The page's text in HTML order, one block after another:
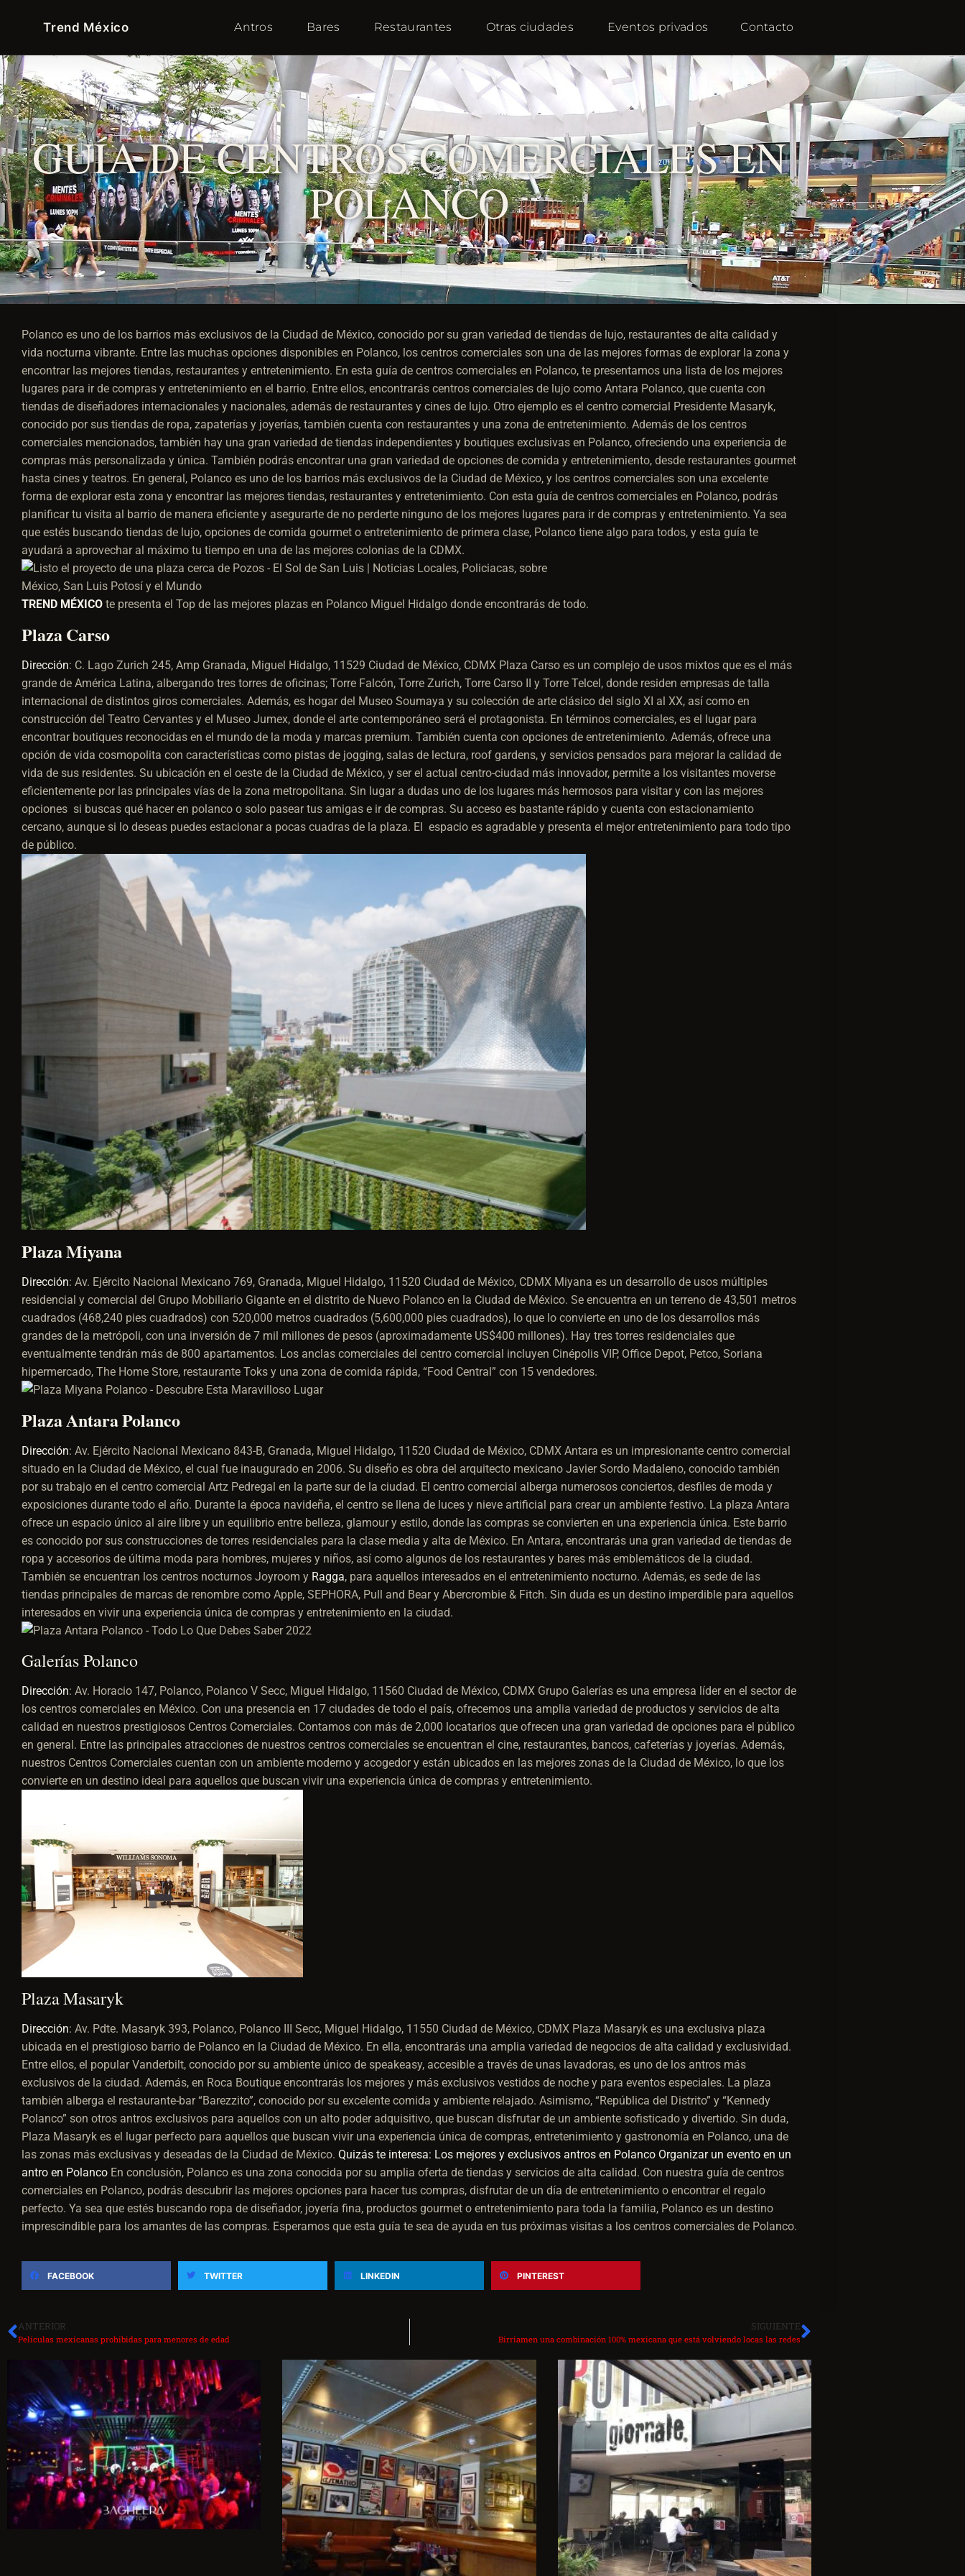
Trend México Antros Bares Restaurantes Otras ciudades Eventos privados Contacto
GUÍA DE CENTROS COMERCIALES EN
POLANCO
Polanco es uno de los barrios más exclusivos de la Ciudad de México, conocido por su gran variedad de tiendas de lujo, restaurantes de alta calidad y
vida nocturna vibrante. Entre las muchas opciones disponibles en Polanco, los centros comerciales son una de las mejores formas de explorar la zona y
encontrar las mejores tiendas, restaurantes y entretenimiento. En esta guía de centros comerciales en Polanco, te presentamos una lista de los mejores
lugares para ir de compras y entretenimiento en el barrio. Entre ellos, encontrarás centros comerciales de lujo como Antara Polanco, que cuenta con
tiendas de diseñadores internacionales y nacionales, además de restaurantes y cines de lujo. Otro ejemplo es el centro comercial Presidente Masaryk,
conocido por sus tiendas de ropa, zapaterías y joyerías, también cuenta con restaurantes y una zona de entretenimiento. Además de los centros
comerciales mencionados, también hay una gran variedad de tiendas independientes y boutiques exclusivas en Polanco, ofreciendo una experiencia de
compras más personalizada y única. También podrás encontrar una gran variedad de opciones de comida y entretenimiento, desde restaurantes gourmet
hasta cines y teatros. En general, Polanco es uno de los barrios más exclusivos de la Ciudad de México, y los centros comerciales son una excelente
forma de explorar esta zona y encontrar las mejores tiendas, restaurantes y entretenimiento. Con esta guía de centros comerciales en Polanco, podrás
planificar tu visita al barrio de manera eficiente y asegurarte de no perderte ninguno de los mejores lugares para ir de compras y entretenimiento. Ya sea
que estés buscando tiendas de lujo, opciones de comida gourmet o entretenimiento de primera clase, Polanco tiene algo para todos, y esta guía te
ayudará a aprovechar al máximo tu tiempo en una de las mejores colonias de la CDMX.
TREND MÉXICO te presenta el Top de las mejores plazas en Polanco Miguel Hidalgo donde encontrarás de todo.
Plaza Carso
Dirección: C. Lago Zurich 245, Amp Granada, Miguel Hidalgo, 11529 Ciudad de México, CDMX Plaza Carso es un complejo de usos mixtos que es el más
grande de América Latina, albergando tres torres de oficinas; Torre Falcón, Torre Zurich, Torre Carso II y Torre Telcel, donde residen empresas de talla
internacional de distintos giros comerciales. Además, es hogar del Museo Soumaya y su colección de arte clásico del siglo XI al XX, así como en
construcción del Teatro Cervantes y el Museo Jumex, donde el arte contemporáneo será el protagonista. En términos comerciales, es el lugar para
encontrar boutiques reconocidas en el mundo de la moda y marcas premium. También cuenta con opciones de entretenimiento. Además, ofrece una
opción de vida cosmopolita con características como pistas de jogging, salas de lectura, roof gardens, y servicios pensados para mejorar la calidad de
vida de sus residentes. Su ubicación en el oeste de la Ciudad de México, y ser el actual centro-ciudad más innovador, permite a los visitantes moverse
eficientemente por las principales vías de la zona metropolitana. Sin lugar a dudas uno de los lugares más hermosos para visitar y con las mejores
opciones si buscas qué hacer en polanco o solo pasear tus amigas e ir de compras. Su acceso es bastante rápido y cuenta con estacionamiento
cercano, aunque si lo deseas puedes estacionar a pocas cuadras de la plaza. El espacio es agradable y presenta el mejor entretenimiento para todo tipo
de público.
Plaza Miyana
Dirección: Av. Ejército Nacional Mexicano 769, Granada, Miguel Hidalgo, 11520 Ciudad de México, CDMX Miyana es un desarrollo de usos múltiples
residencial y comercial del Grupo Mobiliario Gigante en el distrito de Nuevo Polanco en la Ciudad de México. Se encuentra en un terreno de 43,501 metros
cuadrados (468,240 pies cuadrados) con 520,000 metros cuadrados (5,600,000 pies cuadrados), lo que lo convierte en uno de los desarrollos más
grandes de la metrópoli, con una inversión de 7 mil millones de pesos (aproximadamente US$400 millones). Hay tres torres residenciales que
eventualmente tendrán más de 800 apartamentos. Los anclas comerciales del centro comercial incluyen Cinépolis VIP, Office Depot, Petco, Soriana
hipermercado, The Home Store, restaurante Toks y una zona de comida rápida, “Food Central” con 15 vendedores.
Plaza Antara Polanco
Dirección: Av. Ejército Nacional Mexicano 843-B, Granada, Miguel Hidalgo, 11520 Ciudad de México, CDMX Antara es un impresionante centro comercial
situado en la Ciudad de México, el cual fue inaugurado en 2006. Su diseño es obra del arquitecto mexicano Javier Sordo Madaleno, conocido también
por su trabajo en el centro comercial Artz Pedregal en la parte sur de la ciudad. El centro comercial alberga numerosos conciertos, desfiles de moda y
exposiciones durante todo el año. Durante la época navideña, el centro se llena de luces y nieve artificial para crear un ambiente festivo. La plaza Antara
ofrece un espacio único al aire libre y un equilibrio entre belleza, glamour y estilo, donde las compras se convierten en una experiencia única. Este barrio
es conocido por sus construcciones de torres residenciales para la clase media y alta de México. En Antara, encontrarás una gran variedad de tiendas de
ropa y accesorios de última moda para hombres, mujeres y niños, así como algunos de los restaurantes y bares más emblemáticos de la ciudad.
También se encuentran los centros nocturnos Joyroom y Ragga, para aquellos interesados en el entretenimiento nocturno. Además, es sede de las
tiendas principales de marcas de renombre como Apple, SEPHORA, Pull and Bear y Abercrombie & Fitch. Sin duda es un destino imperdible para aquellos
interesados en vivir una experiencia única de compras y entretenimiento en la ciudad.
Galerías Polanco
Dirección: Av. Horacio 147, Polanco, Polanco V Secc, Miguel Hidalgo, 11560 Ciudad de México, CDMX Grupo Galerías es una empresa líder en el sector de
los centros comerciales en México. Con una presencia en 17 ciudades de todo el país, ofrecemos una amplia variedad de productos y servicios de alta
calidad en nuestros prestigiosos Centros Comerciales. Contamos con más de 2,000 locatarios que ofrecen una gran variedad de opciones para el público
en general. Entre las principales atracciones de nuestros centros comerciales se encuentran el cine, restaurantes, bancos, cafeterías y joyerías. Además,
nuestros Centros Comerciales cuentan con un ambiente moderno y acogedor y están ubicados en las mejores zonas de la Ciudad de México, lo que los
convierte en un destino ideal para aquellos que buscan vivir una experiencia única de compras y entretenimiento.
Plaza Masaryk
Dirección: Av. Pdte. Masaryk 393, Polanco, Polanco III Secc, Miguel Hidalgo, 11550 Ciudad de México, CDMX Plaza Masaryk es una exclusiva plaza
ubicada en el prestigioso barrio de Polanco en la Ciudad de México. En ella, encontrarás una amplia variedad de negocios de alta calidad y exclusividad.
Entre ellos, el popular Vanderbilt, conocido por su ambiente único de speakeasy, accesible a través de unas lavadoras, es uno de los antros más
exclusivos de la ciudad. Además, en Roca Boutique encontrarás los mejores y más exclusivos vestidos de noche y para eventos especiales. La plaza
también alberga el restaurante-bar “Barezzito”, conocido por su excelente comida y ambiente relajado. Asimismo, “República del Distrito” y “Kennedy
Polanco” son otros antros exclusivos para aquellos con un alto poder adquisitivo, que buscan disfrutar de un ambiente sofisticado y divertido. Sin duda,
Plaza Masaryk es el lugar perfecto para aquellos que buscan vivir una experiencia única de compras, entretenimiento y gastronomía en Polanco, una de
las zonas más exclusivas y deseadas de la Ciudad de México. Quizás te interesa: Los mejores y exclusivos antros en Polanco Organizar un evento en un
antro en Polanco En conclusión, Polanco es una zona conocida por su amplia oferta de tiendas y servicios de alta calidad. Con nuestra guía de centros
comerciales en Polanco, podrás descubrir las mejores opciones para hacer tus compras, disfrutar de un día de entretenimiento o encontrar el regalo
perfecto. Ya sea que estés buscando ropa de diseñador, joyería fina, productos gourmet o entretenimiento para toda la familia, Polanco es un destino
imprescindible para los amantes de las compras. Esperamos que esta guía te sea de ayuda en tus próximas visitas a los centros comerciales de Polanco.
FACEBOOK TWITTER LINKEDIN PINTEREST
ANTERIOR
Películas mexicanas prohibidas para menores de edad
SIGUIENTE
Birriamen una combinación 100% mexicana que está volviendo locas las redes